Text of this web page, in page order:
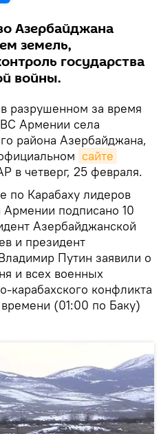
Азербайджана
земель,
государства
войны.
разрушенном за время
Армении села
района Азербайджана,
сайте
в четверг, 25 февраля.
по Карабаху лидеров
подписано 10
Азербайджанской
и президент
Путин заявили о
и всех военных
карабахского конфликта
(01:00 по Баку)